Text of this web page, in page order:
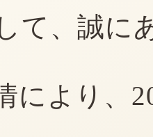
て、誠に
により、